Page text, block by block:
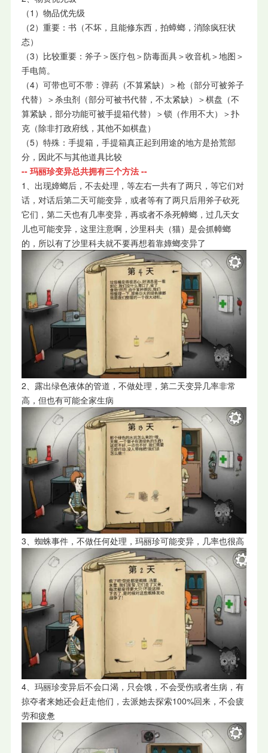
（1）物品优先级
（2）重要：书（不坏，且能修东西，拍蟑螂，消除疯狂状
态）
（3）比较重要：斧子＞医疗包＞防毒面具＞收音机＞地图＞
手电筒。
（4）可带也可不带：弹药（不算紧缺）＞枪（部分可被斧子
代替）＞杀虫剂（部分可被书代替，不太紧缺）＞棋盘（不
算紧缺，部分功能可被手提箱代替）＞锁（作用不大）＞扑
克（除非打政府线，其他不如棋盘）
（5）特殊：手提箱，手提箱真正起到用途的地方是拾荒部
分，因此不与其他道具比较
-- 玛丽珍变异总共拥有三个方法 --
1、出现嫜螂后，不去处理，等左右一共有了两只，等它们对
话，对话后第二天可能变异，或者等有了两只后用斧子砍死
它们，第二天也有几率变异，再或者不杀死幛螂，过几天女
儿也可能变异，这里注意啊，沙里科夫（猫）是会抓幛螂
的，所以有了沙里科夫就不要再想着靠嫜螂变异了
2、露出绿色液体的管道，不做处理，第二天变异几率非常
高，但也有可能全家生病
3、蜘蛛事件，不做任何处理，玛丽珍可能变异，几率也很高
4、玛丽珍变异后不会口渴，只会饿，不会受伤或者生病，有
掠夺者来她还会赶走他们，去派她去探索100%回来，不会疲
劳和疲惫